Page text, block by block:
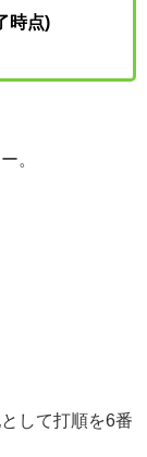
時点)
。
して打順を6番